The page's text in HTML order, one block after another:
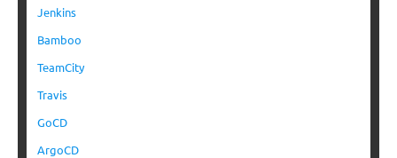
Jenkins
Bamboo
TeamCity
Travis
GoCD
ArgoCD